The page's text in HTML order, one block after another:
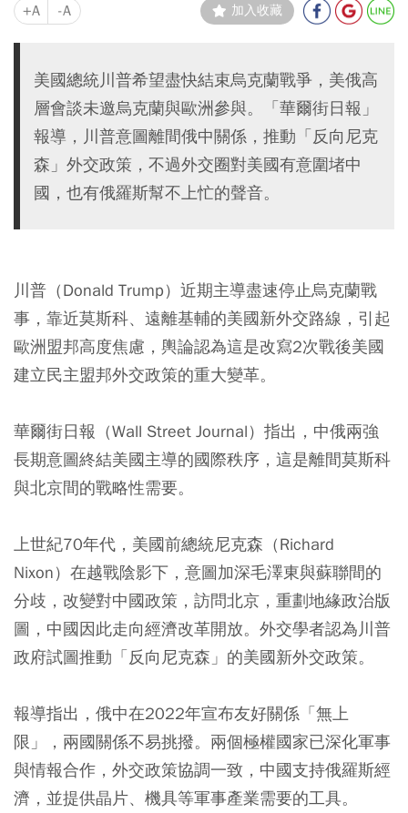
+A -A 加入收藏
美國總統川普希望盡快結束烏克蘭戰爭，美俄高
層會談未邀烏克蘭與歐洲參與。「華爾街日報」
報導，川普意圖離間俄中關係，推動「反向尼克
森」外交政策，不過外交圈對美國有意圍堵中
國，也有俄羅斯幫不上忙的聲音。
川普（Donald Trump）近期主導盡速停止烏克蘭戰
事，靠近莫斯科、遠離基輔的美國新外交路線，引起
歐洲盟邦高度焦慮，輿論認為這是改寫2次戰後美國
建立民主盟邦外交政策的重大變革。
華爾街日報（Wall Street Journal）指出，中俄兩強
長期意圖終結美國主導的國際秩序，這是離間莫斯科
與北京間的戰略性需要。
上世紀70年代，美國前總統尼克森（Richard
Nixon）在越戰陰影下，意圖加深毛澤東與蘇聯間的
分歧，改變對中國政策，訪問北京，重劃地緣政治版
圖，中國因此走向經濟改革開放。外交學者認為川普
政府試圖推動「反向尼克森」的美國新外交政策。
報導指出，俄中在2022年宣布友好關係「無上
限」，兩國關係不易挑撥。兩個極權國家已深化軍事
與情報合作，外交政策協調一致，中國支持俄羅斯經
濟，並提供晶片、機具等軍事產業需要的工具。